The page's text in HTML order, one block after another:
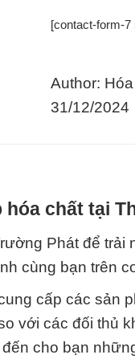
[contact-form-7
Author:
31/12/2024
chất tại
Phát để
cùng bạn trên
cấp các sản
với các đối thủ
cho bạn